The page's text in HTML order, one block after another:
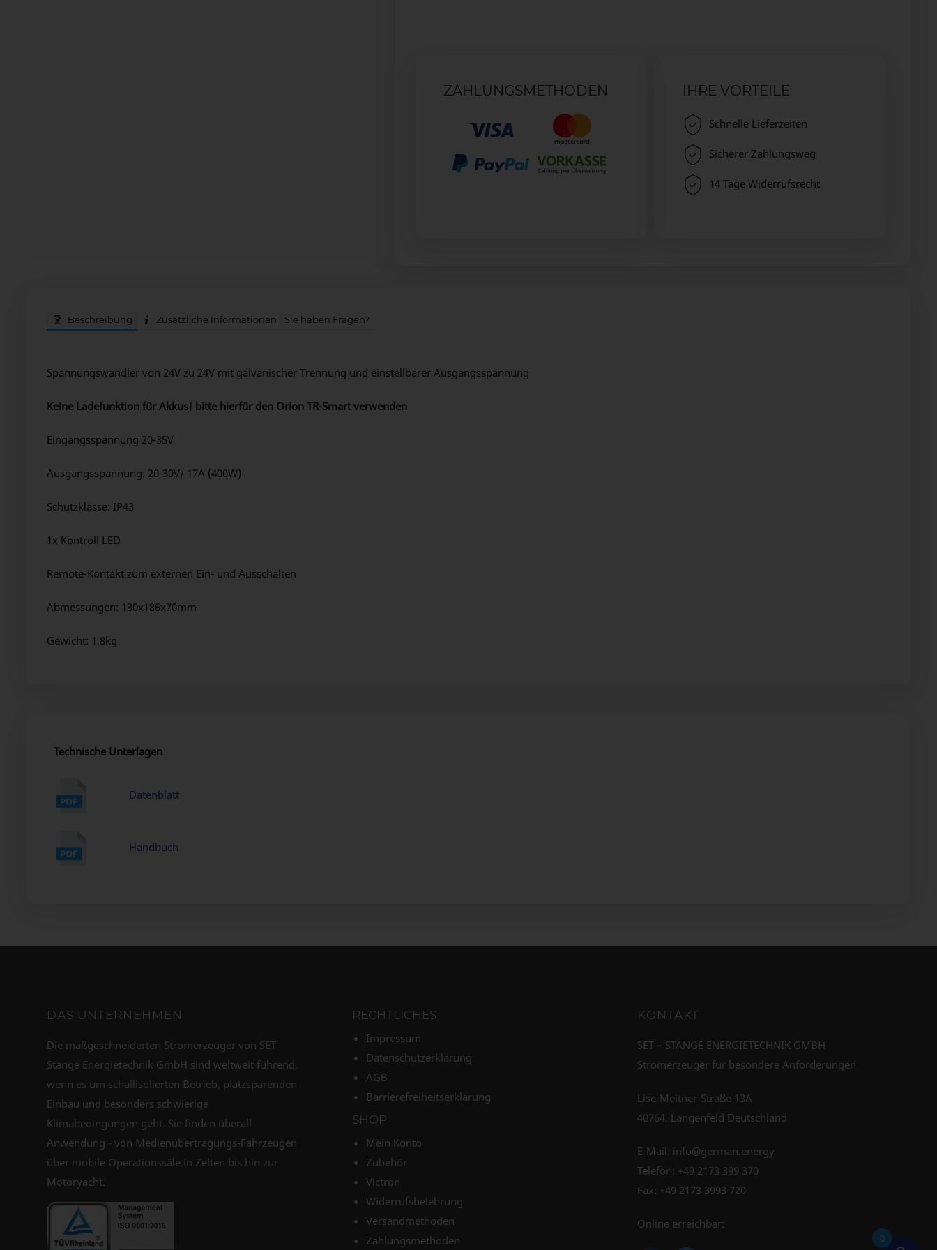
ZAHLUNGSMETHODEN IHRE VORTEILE
Schnelle Lieferzeiten
Sicherer Zahlungsweg
14 Tage Widerrufsrecht
Beschreibung Zusätzliche Informationen Sie haben Fragen?
Spannungswandler von 24V zu 24V mit galvanischer Trennung und einstellbarer Ausgangsspannung
Keine Ladefunktion für Akkus! bitte hierfür den Orion TR-Smart verwenden
Eingangsspannung 20-35V
Ausgangsspannung: 20-30V/ 17A (400W)
Schutzklasse: IP43
1x Kontroll LED
Remote-Kontakt zum externen Ein- und Ausschalten
Abmessungen: 130x186x70mm
Gewicht: 1,8kg
Technische Unterlagen
Datenblatt
Handbuch
DAS UNTERNEHMEN
Die maßgeschneiderten Stromerzeuger von SET
Stange Energietechnik GmbH sind weltweit führend,
wenn es um schallisolierten Betrieb, platzsparenden
Einbau und besonders schwierige
Klimabedingungen geht. Sie finden überall
Anwendung - von Medienübertragungs-Fahrzeugen
über mobile Operationssäle in Zelten bis hin zur
Motoryacht.
RECHTLICHES
Impressum
Datenschutzerklärung
AGB
Barrierefreiheitserklärung
SHOP
Mein Konto
Zubehör
Victron
Widerrufsbelehrung
Versandmethoden
Zahlungsmethoden
KONTAKT
SET – STANGE ENERGIETECHNIK GMBH
Stromerzeuger für besondere Anforderungen
Lise-Meitner-Straße 13A
40764, Langenfeld Deutschland
E-Mail: info@german.energy
Telefon: +49 2173 399 370
Fax: +49 2173 3993 720
Online erreichbar:
0